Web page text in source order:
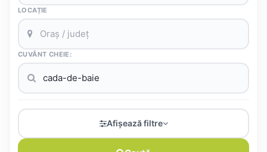
LOCAȚIE
CUVÂNT CHEIE:
Afișează filtre